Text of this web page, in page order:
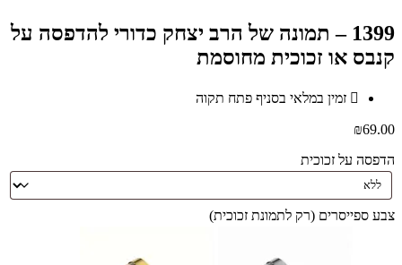
1399 – תמונה של הרב יצחק כדורי להדפסה על
קנבס או זכוכית מחוסמת
זמין במלאי בסניף פתח תקוה
₪69.00
הדפסה על זכוכית
צבע ספייסרים (רק לתמונת זכוכית)